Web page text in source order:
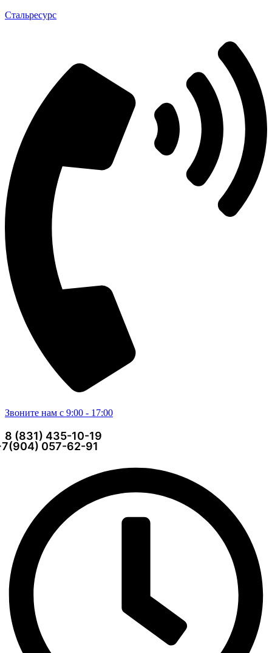
Стальресурс
Звоните нам с 9:00 - 17:00
8 (831) 435-10-19
057-62-91